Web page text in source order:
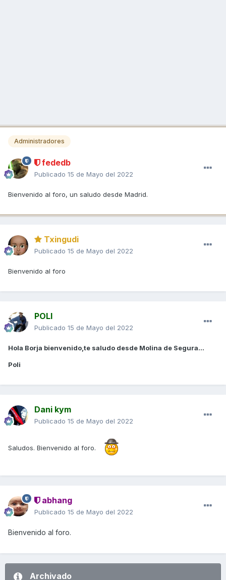
Administradores
fededb
Publicado 15 de Mayo del 2022
Bienvenido al foro, un saludo desde Madrid.
Txingudi
Publicado 15 de Mayo del 2022
Bienvenido al foro
POLI
Publicado 15 de Mayo del 2022
Hola Borja bienvenido,te saludo desde Molina de Segura...
Poli
Dani kym
Publicado 15 de Mayo del 2022
Saludos. Bienvenido al foro.
abhang
Publicado 15 de Mayo del 2022
Bienvenido al foro.
Archivado